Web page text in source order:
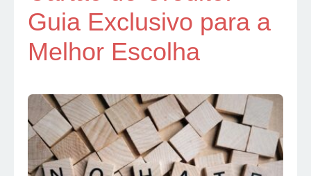
Guia Exclusivo para a
Melhor Escolha